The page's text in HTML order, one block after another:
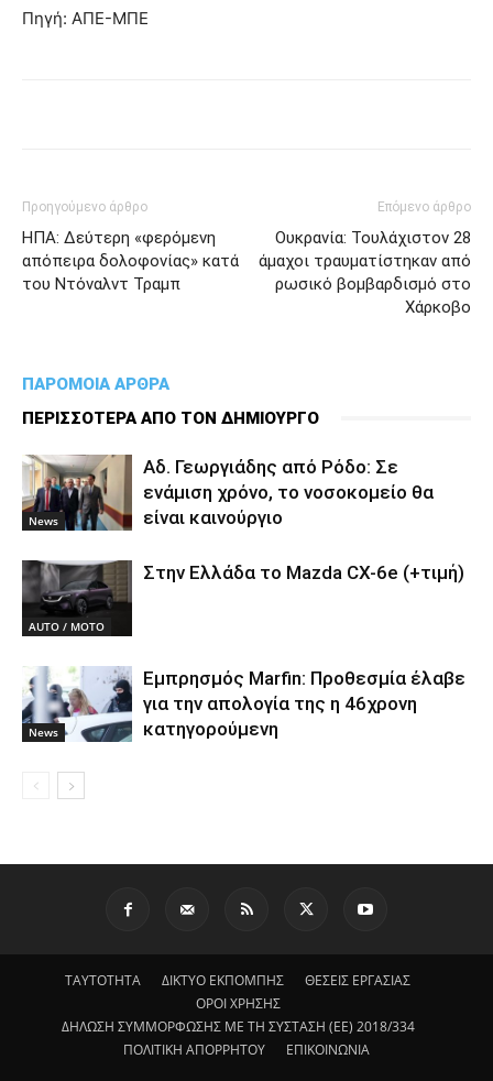
Πηγή: ΑΠΕ-ΜΠΕ
Προηγούμενο άρθρο
ΗΠΑ: Δεύτερη «φερόμενη
απόπειρα δολοφονίας» κατά
του Ντόναλντ Τραμπ
Επόμενο άρθρο
Ουκρανία: Τουλάχιστον 28
άμαχοι τραυματίστηκαν από
ρωσικό βομβαρδισμό στο
Χάρκοβο
ΠΑΡΟΜΟΙΑ ΑΡΘΡΑ
ΠΕΡΙΣΣΟΤΕΡΑ ΑΠΟ ΤΟΝ ΔΗΜΙΟΥΡΓΟ
News
Αδ. Γεωργιάδης από Ρόδο: Σε
ενάμιση χρόνο, το νοσοκομείο θα
είναι καινούργιο
AUTO / MOTO
Στην Ελλάδα το Mazda CX-6e (+τιμή)
News
Εμπρησμός Marfin: Προθεσμία έλαβε
για την απολογία της η 46χρονη
κατηγορούμενη
ΤΑΥΤΟΤΗΤΑ ΔΙΚΤΥΟ ΕΚΠΟΜΠΗΣ
ΘΕΣΕΙΣ ΕΡΓΑΣΙΑΣ
ΟΡΟΙ ΧΡΗΣΗΣ
ΔΗΛΩΣΗ ΣΥΜΜΟΡΦΩΣΗΣ ΜΕ ΤΗ ΣΥΣΤΑΣΗ (ΕΕ) 2018/334
ΠΟΛΙΤΙΚΗ ΑΠΟΡΡΗΤΟΥ
ΕΠΙΚΟΙΝΩΝΙΑ